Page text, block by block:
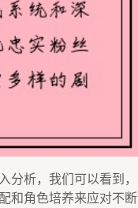
析，我们可以看到，
和角色培养来应对不断